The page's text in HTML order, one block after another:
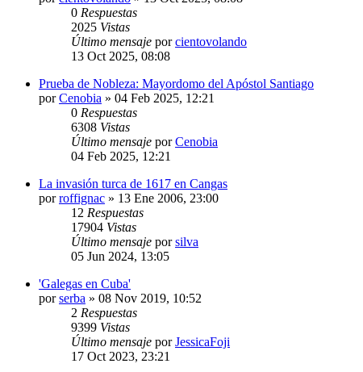
0 Respuestas
2025 Vistas
Último mensaje porcientovolando
13 Oct 2025, 08:08
Prueba de Nobleza: Mayordomo del Apóstol Santiago
porCenobia » 04 Feb 2025, 12:21
0 Respuestas
6308 Vistas
Último mensaje porCenobia
04 Feb 2025, 12:21
La invasión turca de 1617 en Cangas
porroffignac » 13 Ene 2006, 23:00
12 Respuestas
17904 Vistas
Último mensaje porsilva
05 Jun 2024, 13:05
'Galegas en Cuba'
porserba » 08 Nov 2019, 10:52
2 Respuestas
9399 Vistas
Último mensaje porJessicaFoji
17 Oct 2023, 23:21